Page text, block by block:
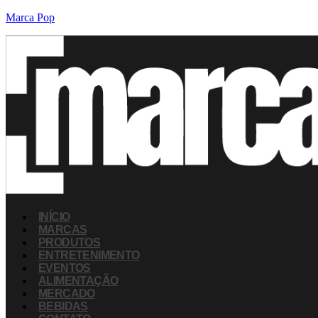
Marca Pop
INÍCIO
MARCAS
PRODUTOS
ENTRETENIMENTO
EVENTOS
ALIMENTAÇÃO
MERCADO
BEBIDAS